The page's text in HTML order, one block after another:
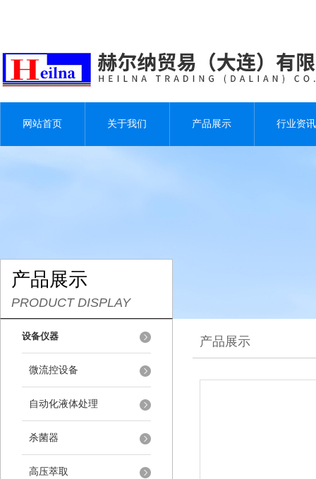
网站首页 关于我们 产品展示 行业资讯
产品展示
PRODUCT DISPLAY
设备仪器
微流控设备
自动化液体处理
杀菌器
高压萃取
产品展示